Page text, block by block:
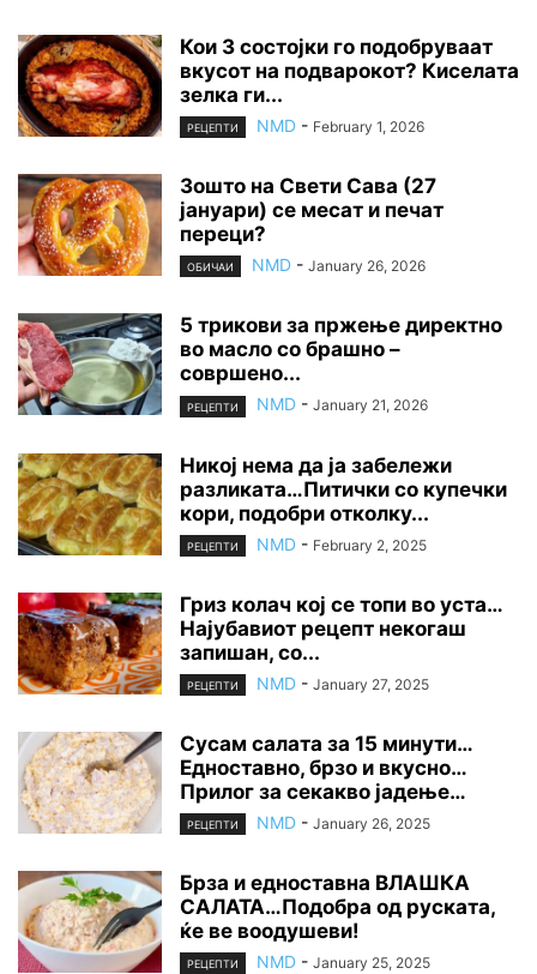
Кои 3 состојки го подобруваат
вкусот на подварокот? Киселата
зелка ги...
РЕЦЕПТИ NMD - February 1, 2026
Зошто на Свети Сава (27
јануари) се месат и печат
переци?
ОБИЧАИ NMD - January 26, 2026
5 трикови за пржење директно
во масло со брашно –
совршено...
РЕЦЕПТИ NMD - January 21, 2026
Никој нема да ја забележи
разликата…Питички со купечки
кори, подобри отколку...
РЕЦЕПТИ NMD - February 2, 2025
Гриз колач кој се топи во уста…
Најубавиот рецепт некогаш
запишан, со...
РЕЦЕПТИ NMD - January 27, 2025
Сусам салата за 15 минути…
Едноставно, брзо и вкусно…
Прилог за секакво јадење…
РЕЦЕПТИ NMD - January 26, 2025
Брза и едноставна ВЛАШКА
САЛАТА…Подобра од руската,
ќе ве воодушеви!
РЕЦЕПТИ NMD - January 25, 2025